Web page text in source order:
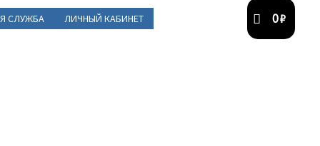
СЛУЖБА ЛИЧНЫЙ КАБИНЕТ 0₽